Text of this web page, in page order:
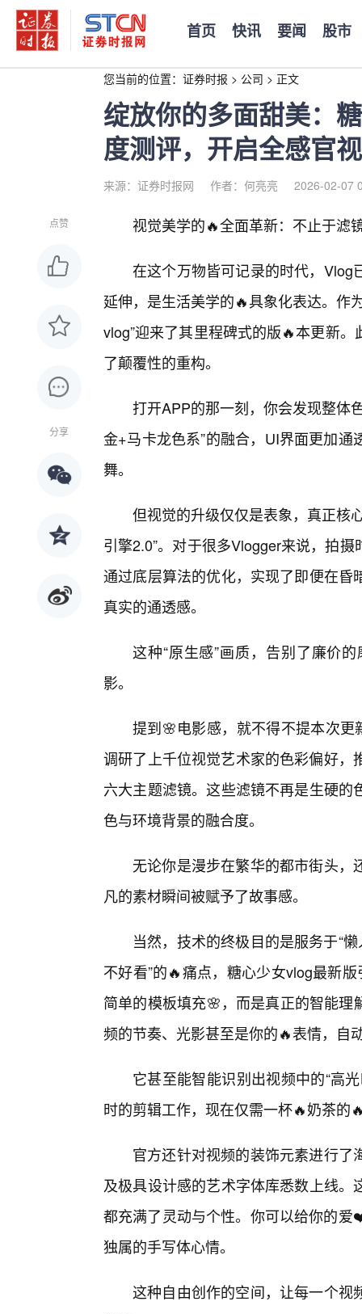
首页 快讯 要闻 股市
您当前的位置： 证券时报 > 公司 > 正文
绽放你的多面甜美：
度测评，开启全感官
来源：证券时报网 作者：何亮亮 2026-02-07
点赞
分享
视觉美学的🔥全面革新：不止于滤
在这个万物皆可记录的时代，Vlog
延伸，是生活美学的🔥具象化表达。作
vlog”迎来了其里程碑式的版🔥本更新
了颠覆性的重构。
打开APP的那一刻，你会发现整体
金+马卡龙色系”的融合，UI界面更加
舞。
但视觉的升级仅仅是表象，真正核
引擎2.0”。对于很多Vlogger来说，拍
通过底层算法的优化，实现了即便在
真实的通透感。
这种“原生感”画质，告别了廉价
影。
提到🌸电影感，就不得不提本次更
调研了上千位视觉艺术家的色彩偏好，
六大主题滤镜。这些滤镜不再是生硬
色与环境背景的融合度。
无论你是漫步在繁华的都市街头
凡的素材瞬间被赋予了故事感。
当然，技术的终极目的是服务于“
不好看”的🔥痛点，糖心少女vlog最新
简单的模板填充🌸，而是真正的智能
频的节奏、光影甚至是你的🔥表情，自
它甚至能智能识别出视频中的“高
时的剪辑工作，现在仅需一杯🔥奶茶的
官方还针对视频的装饰元素进行
及极具设计感的艺术字体库悉数上线
都充满了灵动与个性。你可以给你的
独属的手写体心情。
这种自由创作的空间，让每一个视